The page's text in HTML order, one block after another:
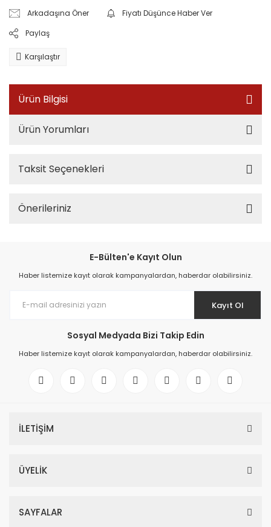
Arkadaşına Öner
Fiyatı Düşünce Haber Ver
Paylaş
Karşılaştır
Ürün Bilgisi
Ürün Yorumları
Taksit Seçenekleri
Önerileriniz
E-Bülten'e Kayıt Olun
Haber listemize kayıt olarak kampanyalardan, haberdar olabilirsiniz.
Kayıt Ol
Sosyal Medyada Bizi Takip Edin
Haber listemize kayıt olarak kampanyalardan, haberdar olabilirsiniz.
İLETİŞİM
ÜYELİK
SAYFALAR